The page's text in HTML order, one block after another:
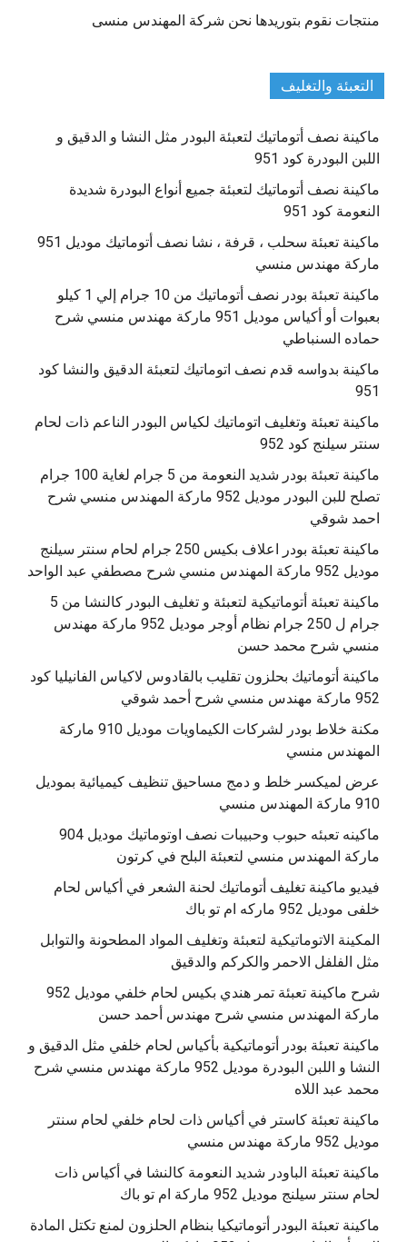
منتجات نقوم بتوريدها نحن شركة المهندس منسى
التعبئة والتغليف
ماكينة نصف أتوماتيك لتعبئة البودر مثل النشا و الدقيق و
اللبن البودرة كود 951
ماكينة نصف أتوماتيك لتعبئة جميع أنواع البودرة شديدة
النعومة كود 951
ماكينة تعبئة سحلب ، قرفة ، نشا نصف أتوماتيك موديل 951
ماركة مهندس منسي
ماكينة تعبئة بودر نصف أتوماتيك من 10 جرام إلي 1 كيلو
بعبوات أو أكياس موديل 951 ماركة مهندس منسي شرح
حماده السنباطي
ماكينة بدواسه قدم نصف اتوماتيك لتعبئة الدقيق والنشا كود
951
ماكينة تعبئة وتغليف اتوماتيك لكياس البودر الناعم ذات لحام
سنتر سيلنج كود 952
ماكينة تعبئة بودر شديد النعومة من 5 جرام لغاية 100 جرام
تصلح للبن البودر موديل 952 ماركة المهندس منسي شرح
احمد شوقي
ماكينة تعبئة بودر اعلاف بكيس 250 جرام لحام سنتر سيلنج
موديل 952 ماركة المهندس منسي شرح مصطفي عبد الواحد
ماكينة تعبئة أتوماتيكية لتعبئة و تغليف البودر كالنشا من 5
جرام ل 250 جرام نظام أوجر موديل 952 ماركة مهندس
منسي شرح محمد حسن
‫ماكينة أتوماتيك بحلزون تقليب بالقادوس لاكياس الفانيليا كود
مكنة خلاط بودر لشركات الكيماويات موديل 910 ماركة
المهندس منسي
عرض لميكسر خلط و دمج مساحيق تنظيف كيميائية بموديل
910 ماركة المهندس منسي
‫ماكينه تعبئه حبوب وحبيبات نصف اوتوماتيك موديل 904
‫فيديو ماكينة تغليف أتوماتيك لحنة الشعر في أكياس لحام
خلفى موديل 952 ماركه ام تو باك
المكينة الاتوماتيكية لتعبئة وتغليف المواد المطحونة والتوابل
مثل الفلفل الاحمر والكركم والدقيق
‫شرح ماكينة تعبئة تمر هندي بكيس لحام خلفي موديل 952
ماكينة تعبئة بودر أتوماتيكية بأكياس لحام خلفي مثل الدقيق و
النشا و اللبن البودرة موديل 952 ماركة مهندس منسي شرح
محمد عبد اللاه
‫ماكينة تعبئة كاستر في أكياس ذات لحام خلفي لحام سنتر
موديل 952 ماركة مهندس منسي
‫ماكينة تعبئة الباودر شديد النعومة كالنشا في أكياس ذات
‫ماكينة تعبئة البودر أتوماتيكيا بنظام الحلزون لمنع تكتل المادة